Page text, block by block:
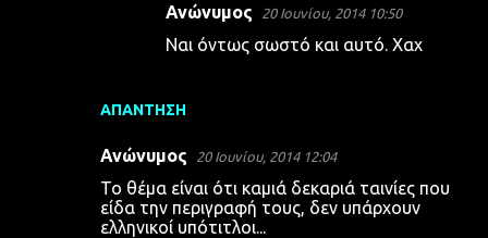
ΑΠΆΝΤΗΣΗ
Ανώνυμος 20 Ιουνίου, 2014 10:50
Ναι όντως σωστό και αυτό. Χαχ
Ανώνυμος 20 Ιουνίου, 2014 12:04
Το θέμα είναι ότι καμιά δεκαριά ταινίες που
είδα την περιγραφή τους, δεν υπάρχουν
ελληνικοί υπότιτλοι...